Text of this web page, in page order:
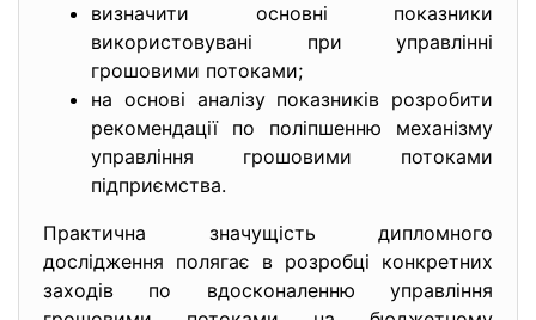
визначити основні показники
використовувані при управлінні
грошовими потоками;
на основі аналізу показників розробити
рекомендації по поліпшенню механізму
управління грошовими потоками
підприємства.
Практична значущість дипломного
дослідження полягає в розробці конкретних
заходів по вдосконаленню управління